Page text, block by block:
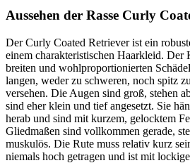
Aussehen der Rasse Curly
Der Curly Coated Retriever ist ein
einem charakteristischen Haarkleid. Der
breiten und wohlproportionierten
langen, weder zu schweren, noch spitz
versehen. Die Augen sind groß, stehen
sind eher klein und tief angesetzt. Sie
herab und sind mit kurzem, gelocktem
Gliedmaßen sind vollkommen gerade,
muskulös. Die Rute muss relativ kurz
niemals hoch getragen und ist mit